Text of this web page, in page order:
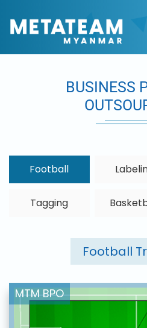
BUSINESS
Football
Tagging
Football